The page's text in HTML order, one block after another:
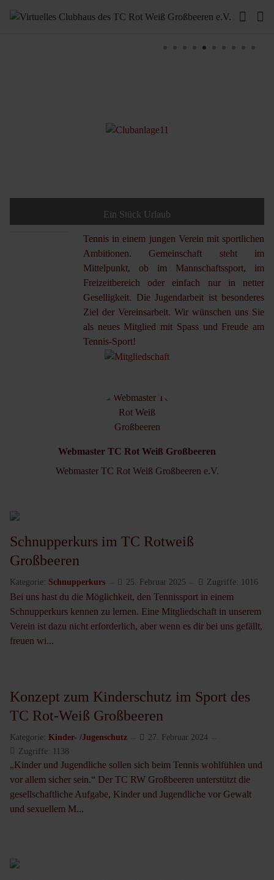
Ein Stück Urlaub
Tennis in einem jungen Verein mit sportlichen
Ambitionen. Gemeinschaft steht im
Mittelpunkt, ob im Mannschaftssport, im
Freizeitbereich oder einfach nur in netter
Geselligkeit. Die Jugendarbeit ist besonderes
Ziel der Vereinsarbeit. Wir wünschen uns Sie
als neues Mitglied mit Spass und Freude am
Tennis-Sport!
Webmaster TC Rot Weiß Großbeeren
Webmaster TC Rot Weiß Großbeeren e.V.
Schnupperkurs im TC Rotweiß
Großbeeren
Kategorie: Schnupperkurs 25. Februar 2025 Zugriffe: 1016
Bei uns hast du die Möglichkeit, den Tennissport in einem
Schnupperkurs kennen zu lernen. Eine Mitgliedschaft in unserem
Verein ist dazu nicht erforderlich, aber wenn es dir bei uns gefällt,
freuen wi...
Konzept zum Kinderschutz im Sport des
TC Rot-Weiß Großbeeren
Kategorie: Kinder- /Jugenschutz
27. Februar 2024
Zugriffe: 1138
„Kinder und Jugendliche sollen sich beim Tennis wohlfühlen und
vor allem sicher sein.“ Der TC RW Großbeeren unterstützt die
gesellschaftliche Aufgabe, Kinder und Jugendliche vor Gewalt
und sexuellem M...